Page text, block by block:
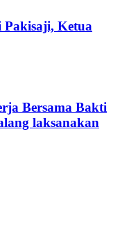
Ketua
Bersama Bakti
laksanakan